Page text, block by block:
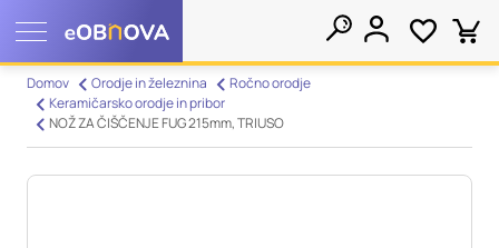
Domov Orodje in železnina
Ročno orodje
Keramičarsko orodje in pribor
NOŽ ZA ČIŠČENJE FUG 215mm, TRIUSO
Nastavitve piškotkov
Vaša zasebnost
Ko obiščete katero koli spletno mesto, mesto lahko shrani ali